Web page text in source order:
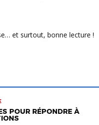
et surtout, bonne lecture !
POUR RÉPONDRE À